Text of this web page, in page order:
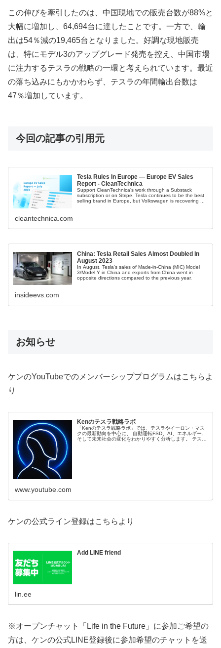
この伸びを牽引したのは、中国現地での販売台数が88%と
大幅に増加し、64,694台に達したことです。一方で、輸
出は54％減の19,465台となりました。好調な現地販売
は、特にモデル3のアップグレード発売を控え、中国市場
に注力するテスラの戦略の一環と考えられています。最近
の落ち込みにもかかわらず、テスラの年間輸出台数は
47％増加しています。
今回の記事の引用元
Tesla Rules In Europe — Europe EV Sales
Report - CleanTechnica
Support CleanTechnica's work through a Substack
subscription or on Stripe. Tesla continues to be the best
selling brand in Europe, but Volkswagen is recovering ...
cleantechnica.com
China: Tesla Retail Sales Almost Doubled In
August 2023
In August, Tesla's sales of Made-in-China (MIC) Model
3/Model Y in China and exports from China went in
opposite directions compared to the previous year.
insideevs.com
お知らせ
ケンのYouTubeでのメンバーシッププログラムはこちらよ
り
Kenのテスラ戦略ラボ
「Kenのテスラ戦略ラボ」では、テスラやイーロン・マス
クの最新動向を中心に、 自動運転FSD、AI、エネルギー、
そして未来社会の変化をわかりやすく分析します。 テスラ
www.youtube.com
ケンの公式ライン登録はこちらより
Add LINE friend
lin.ee
※オープンチャット「Life in the Future」に参加ご希望の
方は、ケンの公式LINE登録後に参加希望のチャットを送